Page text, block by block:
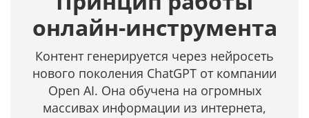
онлайн-инструмента
Контент генерируется через нейросеть
нового поколения ChatGPT от компании
Open AI. Она обучена на огромных
массивах информации из интернета,